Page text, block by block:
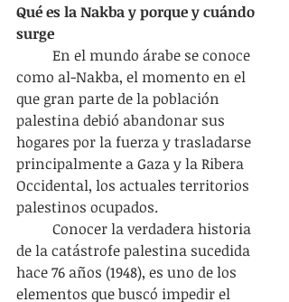
Qué es la Nakba y porque y cuándo
surge
como al-Nakba, el momento en el
que gran parte de la población
palestina debió abandonar sus
hogares por la fuerza y trasladarse
principalmente a Gaza y la Ribera
Occidental, los actuales territorios
palestinos ocupados.
de la catástrofe palestina sucedida
hace 76 años (1948), es uno de los
elementos que buscó impedir el